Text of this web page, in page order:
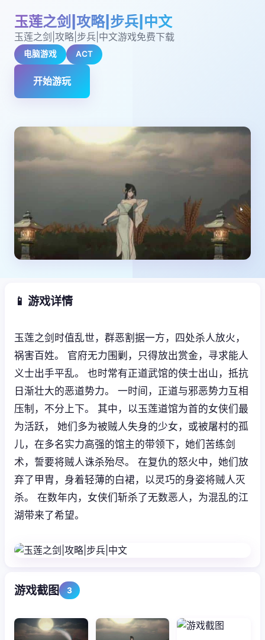
玉莲之剑|攻略|步兵|中文
玉莲之剑|攻略|步兵|中文游戏免费下载
电脑游戏 ACT
开始游玩
📱 游戏详情
玉莲之剑时值乱世，群恶割据一方，四处杀人放火，
祸害百姓。 官府无力围剿，只得放出赏金，寻求能人
义士出手平乱。 也时常有正道武馆的侠士出山，抵抗
日渐壮大的恶道势力。 一时间，正道与邪恶势力互相
压制，不分上下。 其中，以玉莲道馆为首的女侠们最
为活跃， 她们多为被贼人失身的少女，或被屠村的孤
儿，在多名实力高强的馆主的带领下，她们苦练剑
术，誓要将贼人诛杀殆尽。 在复仇的怒火中，她们放
弃了甲胄，身着轻薄的白裙，以灵巧的身姿将贼人灭
杀。 在数年内，女侠们斩杀了无数恶人，为混乱的江
湖带来了希望。
游戏截图 3